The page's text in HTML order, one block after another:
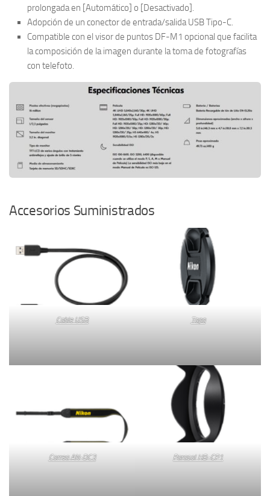
prolongada en [Automático] o [Desactivado].
Adopción de un conector de entrada/salida USB Tipo-C.
Compatible con el visor de puntos DF-M1 opcional que facilita
la composición de la imagen durante la toma de fotografías
con telefoto.
Accesorios Suministrados
Cable USB Tapa
Correa AN-DC3 Parasol HB-CP1